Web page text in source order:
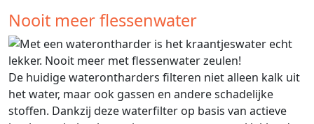
Nooit meer flessenwater
De huidige waterontharders filteren niet alleen kalk uit
het water, maar ook gassen en andere schadelijke
stoffen. Dankzij deze waterfilter op basis van actieve